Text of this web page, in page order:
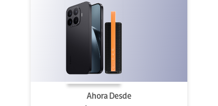
Ahora Desde